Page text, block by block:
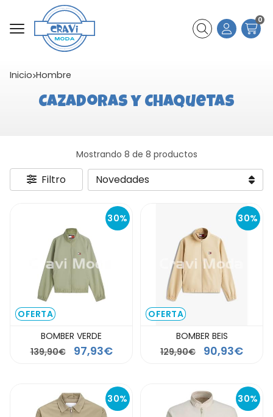
Buscar
0
Inicio hombre
Cazadoras y Chaquetas
Mostrando 8 de 8 productos
Filtro
30%
OFERTA
BOMBER VERDE
139,90€
97,93€
30%
OFERTA
BOMBER BEIS
129,90€
90,93€
30% 30%